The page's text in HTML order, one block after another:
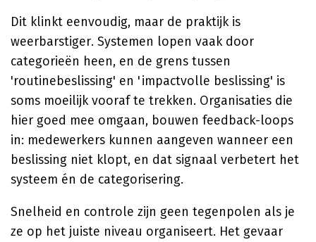
Dit klinkt eenvoudig, maar de praktijk is
weerbarstiger. Systemen lopen vaak door
categorieën heen, en de grens tussen
'routinebeslissing' en 'impactvolle beslissing' is
soms moeilijk vooraf te trekken. Organisaties die
hier goed mee omgaan, bouwen feedback-loops
in: medewerkers kunnen aangeven wanneer een
beslissing niet klopt, en dat signaal verbetert het
systeem én de categorisering.
Snelheid en controle zijn geen tegenpolen als je
ze op het juiste niveau organiseert. Het gevaar